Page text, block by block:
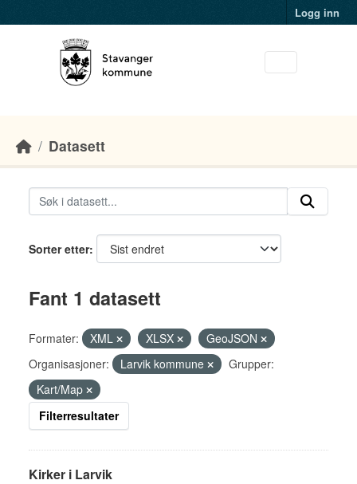
Logg inn
Datasett
Sorter etter
Fant 1 datasett
Formater: XML XLSX
GeoJSON
Organisasjoner:
Larvik kommune
Grupper:
Kart/Map
Filterresultater
Kirker i Larvik